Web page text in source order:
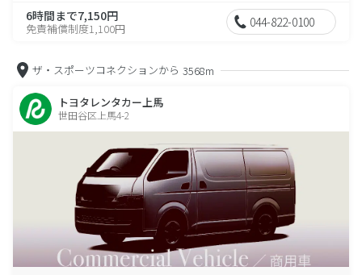
6時間まで7,150円
免責補償制度1,100円 044-822-0100
ザ・スポーツコネクションから 3568m
トヨタレンタカー上馬
世田谷区上馬4-2